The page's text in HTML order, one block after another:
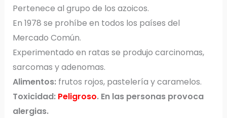
Pertenece al grupo de los azoicos.
En 1978 se prohíbe en todos los países del
Mercado Común.
Experimentado en ratas se produjo carcinomas,
sarcomas y adenomas.
Alimentos:frutos rojos, pastelería y caramelos.
Toxicidad: Peligroso. En las personas provoca
alergias.